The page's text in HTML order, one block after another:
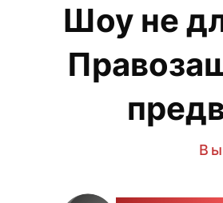
Шоу не